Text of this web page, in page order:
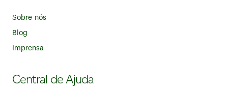
Sobre nós
Blog
Imprensa
Central de Ajuda